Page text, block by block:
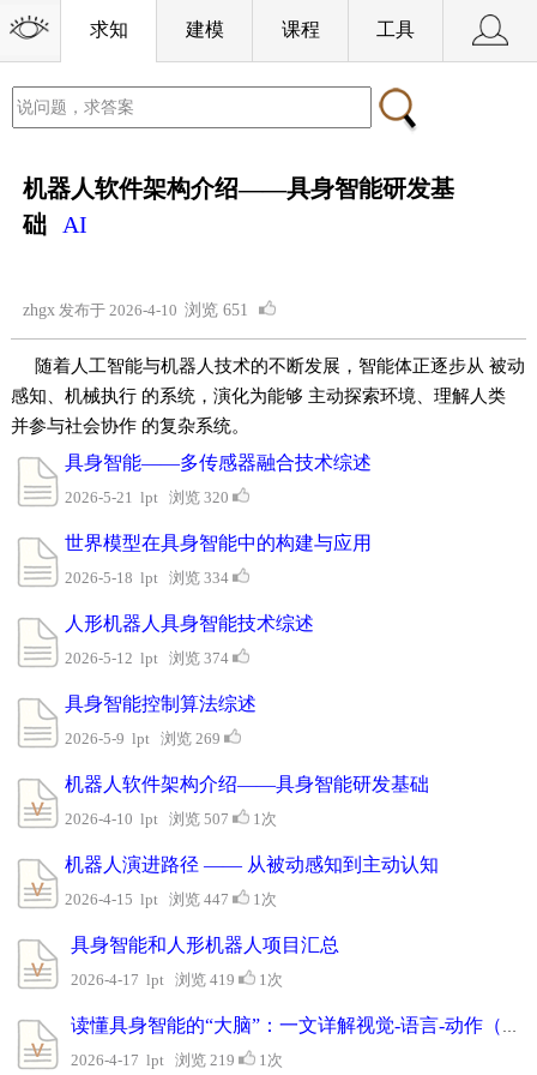
求知 建模 课程 工具
机器人软件架构介绍——具身智能研发基
础
AI
zhgx 发布于 2026-4-10 浏览 651
随着人工智能与机器人技术的不断发展，智能体正逐步从 被动
感知、机械执行 的系统，演化为能够 主动探索环境、理解人类
并参与社会协作 的复杂系统。
具身智能——多传感器融合技术综述
2026-5-21 lpt 浏览 320
世界模型在具身智能中的构建与应用
2026-5-18 lpt 浏览 334
人形机器人具身智能技术综述
2026-5-12 lpt 浏览 374
具身智能控制算法综述
2026-5-9 lpt 浏览 269
机器人软件架构介绍——具身智能研发基础
2026-4-10 lpt 浏览 507 1次
机器人演进路径 —— 从被动感知到主动认知
2026-4-15 lpt 浏览 447 1次
具身智能和人形机器人项目汇总
2026-4-17 lpt 浏览 419 1次
读懂具身智能的“大脑”：一文详解视觉-语言-动作（VLA）大模型
2026-4-17 lpt 浏览 219 1次